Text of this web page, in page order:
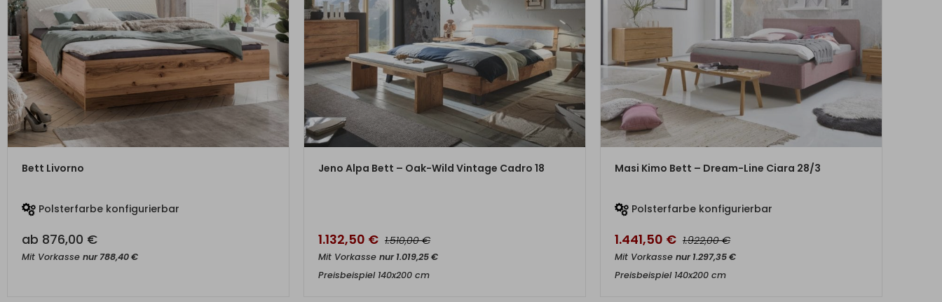
Bett Livorno
Polsterfarbe konfigurierbar
ab 876,00 €
Mit Vorkasse nur788,40€
ZUM PRODUKT
Jeno Alpa Bett – Oak-Wild Vintage Cadro 18
1.132,50 € 1.510,00€
Mit Vorkasse nur1.019,25€
Preisbeispiel 140x200 cm
ZUM PRODUKT
Masi Kimo Bett – Dream-Line Ciara 28/3
Polsterfarbe konfigurierbar
1.441,50 € 1.922,00€
Mit Vorkasse nur1.297,35€
Preisbeispiel 140x200 cm